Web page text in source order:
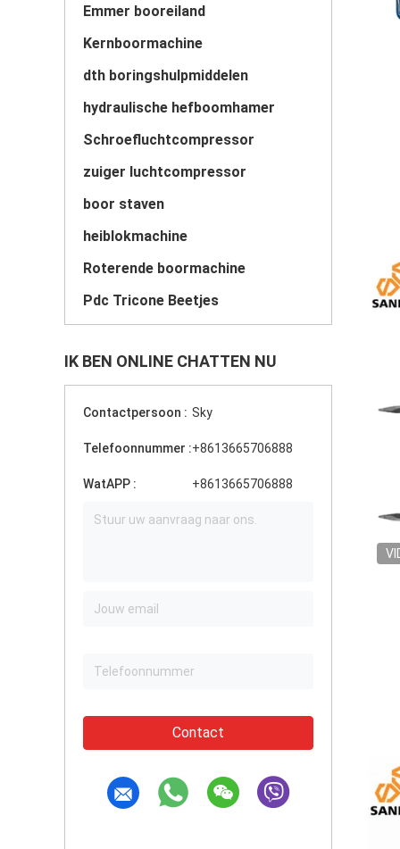
Emmer booreiland
Kernboormachine
dth boringshulpmiddelen
hydraulische hefboomhamer
Schroefluchtcompressor
zuiger luchtcompressor
boor staven
heiblokmachine
Roterende boormachine
Pdc Tricone Beetjes
IK BEN ONLINE CHATTEN NU
Contactpersoon : Sky
Telefoonnummer :+8613665706888
WatAPP : +8613665706888
Contact